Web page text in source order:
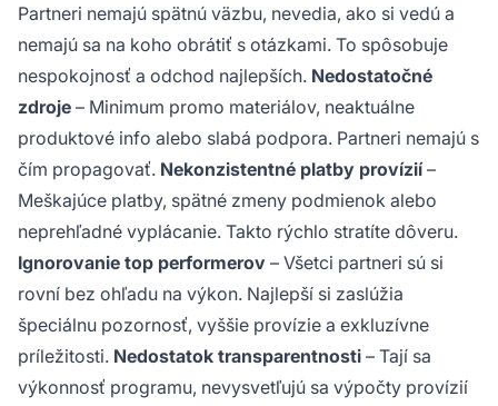
Partneri nemajú spätnú väzbu, nevedia, ako si vedú a
nemajú sa na koho obrátiť s otázkami. To spôsobuje
nespokojnosť a odchod najlepších. Nedostatočné
zdroje – Minimum promo materiálov, neaktuálne
produktové info alebo slabá podpora. Partneri nemajú s
čím propagovať. Nekonzistentné platby provízií–
Meškajúce platby, spätné zmeny podmienok alebo
neprehľadné vyplácanie. Takto rýchlo stratíte dôveru.
Ignorovanie top performerov – Všetci partneri sú si
rovní bez ohľadu na výkon. Najlepší si zaslúžia
špeciálnu pozornosť, vyššie provízie a exkluzívne
príležitosti. Nedostatok transparentnosti – Tají sa
výkonnosť programu, nevysvetľujú sa výpočty provízií